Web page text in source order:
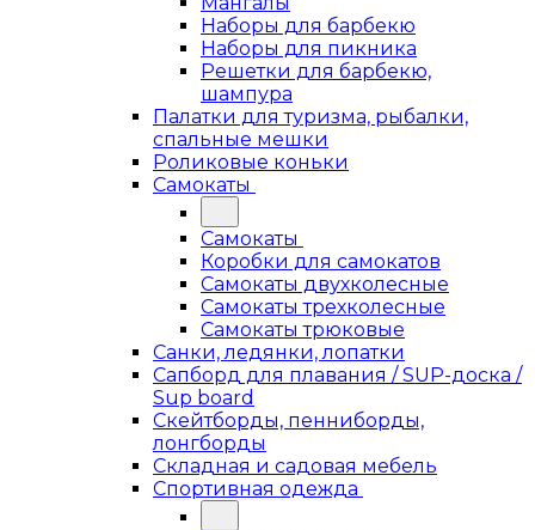
Наборы для барбекю
Наборы для пикника
Решетки для барбекю,
шампура
Палатки для туризма, рыбалки,
спальные мешки
Роликовые коньки
Самокаты
Самокаты
Коробки для самокатов
Самокаты двухколесные
Самокаты трехколесные
Самокаты трюковые
Санки, ледянки, лопатки
Сапборд для плавания / SUP-доска /
Sup board
Скейтборды, пенниборды,
лонгборды
Складная и садовая мебель
Спортивная одежда